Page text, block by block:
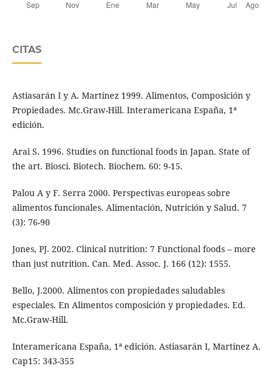
CITAS
Astiasarán I y A. Martínez 1999. Alimentos, Composición y
Propiedades. Mc.Graw-Hill. Interamericana España, 1ª
edición.
Arai S. 1996. Studies on functional foods in Japan. State of
the art. Biosci. Biotech. Biochem. 60: 9-15.
Palou A y F. Serra 2000. Perspectivas europeas sobre
alimentos funcionales. Alimentación, Nutrición y Salud. 7
(3): 76-90
Jones, PJ. 2002. Clinical nutrition: 7 Functional foods – more
than just nutrition. Can. Med. Assoc. J. 166 (12): 1555.
Bello, J.2000. Alimentos con propiedades saludables
especiales. En Alimentos composición y propiedades. Ed.
Mc.Graw-Hill.
Interamericana España, 1ª edición. Astiasarán I, Martínez A.
Cap15: 343-355